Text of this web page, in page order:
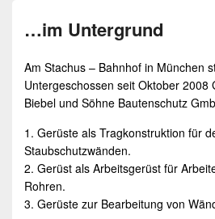
…im Untergrund
Am Stachus – Bahnhof in München
Untergeschossen seit Oktober 2008
Biebel und Söhne Bautenschutz
1. Gerüste als Tragkonstruktion für
Staubschutzwänden.
2. Gerüst als Arbeitsgerüst für
Rohren.
3. Gerüste zur Bearbeitung von